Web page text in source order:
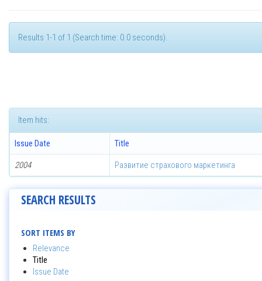
Results 1-1 of 1 (Search time: 0.0 seconds).
Item hits:
Issue Date Title
2004 Развитие страхового маркетинга
SEARCH RESULTS
SORT ITEMS BY
Relevance
Title
Issue Date